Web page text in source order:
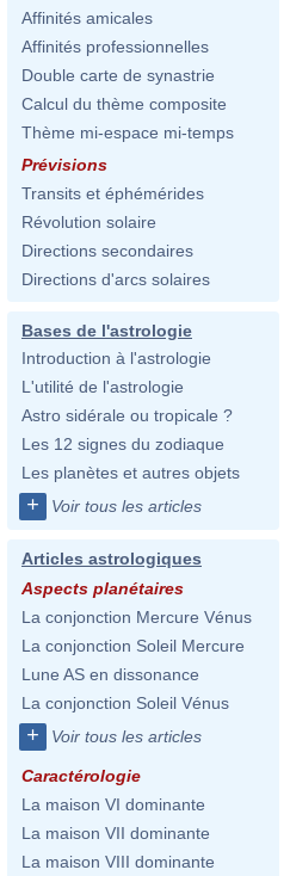
Affinités amicales
Affinités professionnelles
Double carte de synastrie
Calcul du thème composite
Thème mi-espace mi-temps
Prévisions
Transits et éphémérides
Révolution solaire
Directions secondaires
Directions d'arcs solaires
Bases de l'astrologie
Introduction à l'astrologie
L'utilité de l'astrologie
Astro sidérale ou tropicale ?
Les 12 signes du zodiaque
Les planètes et autres objets
+ Voir tous les articles
Articles astrologiques
Aspects planétaires
La conjonction Mercure Vénus
La conjonction Soleil Mercure
Lune AS en dissonance
La conjonction Soleil Vénus
+ Voir tous les articles
Caractérologie
La maison VI dominante
La maison VII dominante
La maison VIII dominante